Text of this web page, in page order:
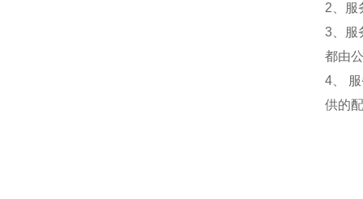
2、服
3、服
都由
4、
供的